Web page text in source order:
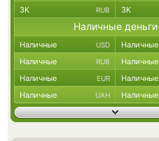
ЗК RUB ЗК
Наличные деньги
Наличные USD Наличные
Наличные RUB Наличные
Наличные EUR Наличные
Наличные UAH Наличные